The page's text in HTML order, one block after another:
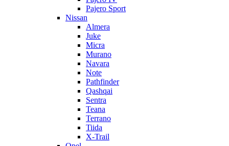
Pajero Sport
Nissan
Almera
Juke
Micra
Murano
Navara
Note
Pathfinder
Qashqai
Sentra
Teana
Terrano
Tiida
X-Trail